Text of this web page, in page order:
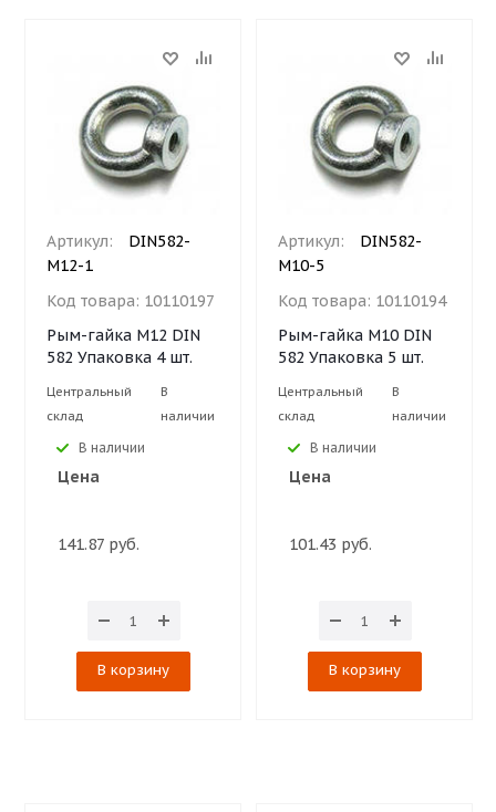
Артикул:
DIN582-
М12-1
Код товара: 10110197
Рым-гайка М12 DIN
582 Упаковка 4 шт.
Центральный
склад
В
наличии
В наличии
Цена
141.87 руб.
В корзину
Артикул:
DIN582-
М10-5
Код товара: 10110194
Рым-гайка М10 DIN
582 Упаковка 5 шт.
Центральный
склад
В
наличии
В наличии
Цена
101.43 руб.
В корзину